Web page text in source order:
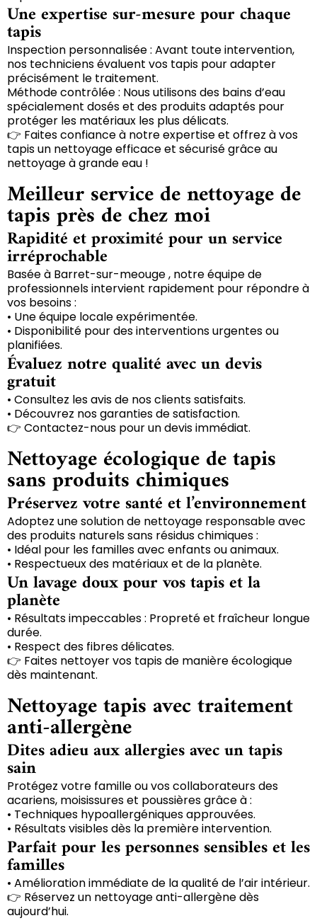
Une expertise sur-mesure pour chaque
tapis
Inspection personnalisée : Avant toute intervention,
nos techniciens évaluent vos tapis pour adapter
précisément le traitement.
Méthode contrôlée : Nous utilisons des bains d’eau
spécialement dosés et des produits adaptés pour
protéger les matériaux les plus délicats.
👉 Faites confiance à notre expertise et offrez à vos
tapis un nettoyage efficace et sécurisé grâce au
nettoyage à grande eau !
Meilleur service de nettoyage de
tapis près de chez moi
Rapidité et proximité pour un service
irréprochable
Basée à Barret-sur-meouge , notre équipe de
professionnels intervient rapidement pour répondre à
vos besoins :
• Une équipe locale expérimentée.
• Disponibilité pour des interventions urgentes ou
planifiées.
Évaluez notre qualité avec un devis
gratuit
• Consultez les avis de nos clients satisfaits.
• Découvrez nos garanties de satisfaction.
👉 Contactez-nous pour un devis immédiat.
Nettoyage écologique de tapis
sans produits chimiques
Préservez votre santé et l’environnement
Adoptez une solution de nettoyage responsable avec
des produits naturels sans résidus chimiques :
• Idéal pour les familles avec enfants ou animaux.
• Respectueux des matériaux et de la planète.
Un lavage doux pour vos tapis et la
planète
• Résultats impeccables : Propreté et fraîcheur longue
durée.
• Respect des fibres délicates.
👉 Faites nettoyer vos tapis de manière écologique
dès maintenant.
Nettoyage tapis avec traitement
anti-allergène
Dites adieu aux allergies avec un tapis
sain
Protégez votre famille ou vos collaborateurs des
acariens, moisissures et poussières grâce à :
• Techniques hypoallergéniques approuvées.
• Résultats visibles dès la première intervention.
Parfait pour les personnes sensibles et les
familles
• Amélioration immédiate de la qualité de l’air intérieur.
👉 Réservez un nettoyage anti-allergène dès
aujourd’hui.